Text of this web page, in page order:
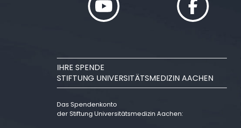
IHRE SPENDE
STIFTUNG UNIVERSITÄTSMEDIZIN AACHEN
Das Spendenkonto
der Stiftung Universitätsmedizin Aachen: